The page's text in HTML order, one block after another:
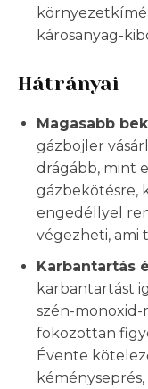
károsanyag-
Hátrányai
Magasabb
gázbojler
drágább, mint
gázbekötésre,
engedéllyel
végezheti, ami
Karbantartás
karbantartást
szén-monoxid-
fokozottan
Évente